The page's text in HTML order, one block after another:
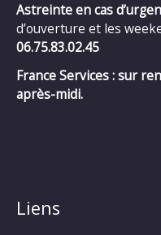
Astreinte en cas
d’ouverture et les
06.75.83.02.45
France Services : sur
après-midi.
Liens